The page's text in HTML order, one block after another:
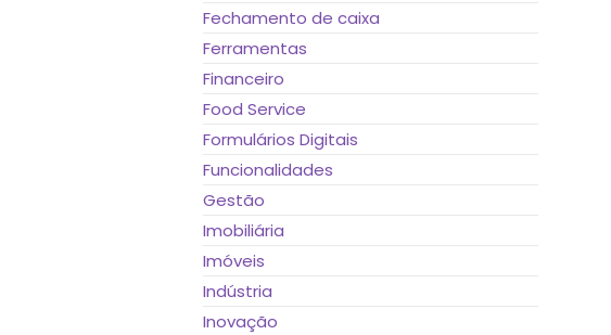
Fechamento de caixa
Ferramentas
Financeiro
Food Service
Formulários Digitais
Funcionalidades
Gestão
Imobiliária
Imóveis
Indústria
Inovação